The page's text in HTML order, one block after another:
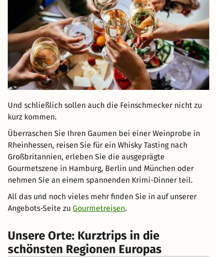
Und schließlich sollen auch die Feinschmecker nicht zu
kurz kommen.
Überraschen Sie Ihren Gaumen bei einer Weinprobe in
Rheinhessen, reisen Sie für ein Whisky Tasting nach
Großbritannien, erleben Sie die ausgeprägte
Gourmetszene in Hamburg, Berlin und München oder
nehmen Sie an einem spannenden Krimi-Dinner teil.
All das und noch vieles mehr finden Sie in auf unserer
Angebots-Seite zu Gourmetreisen.
Unsere Orte: Kurztrips in die
schönsten Regionen Europas